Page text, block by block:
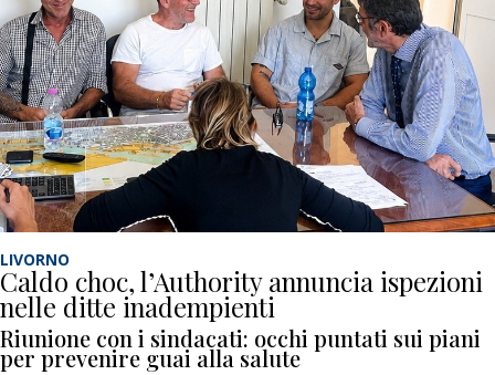
LIVORNO
Caldo choc, l’Authority annuncia ispezioni
nelle ditte inadempienti
Riunione con i sindacati: occhi puntati sui piani
per prevenire guai alla salute